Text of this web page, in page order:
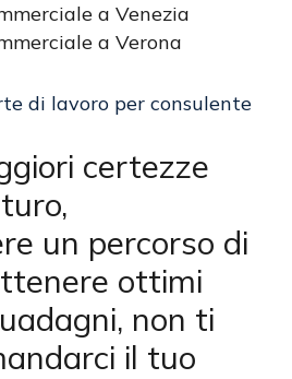
a Venezia
a Verona
di lavoro per consulente
certezze
un percorso di
ottimi
non ti
il tuo